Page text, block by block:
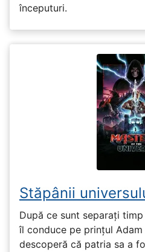
începuturi.
Stăpânii
După ce sunt separați
îl conduce pe prințul
descoperă că patria sa a